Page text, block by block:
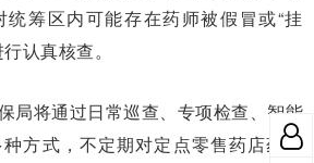
筹区内可能存在药师被假冒或“挂
认真核查。
局将通过日常巡查、专项检查、智能
方式，不定期对定点零售药店药师